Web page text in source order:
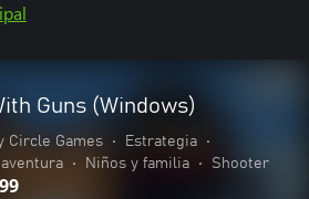
Guns (Windows)
Circle Games • Estrategia
•
• Niños y familia • Shooter